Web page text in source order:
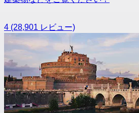
4 (28,901 レビュー)